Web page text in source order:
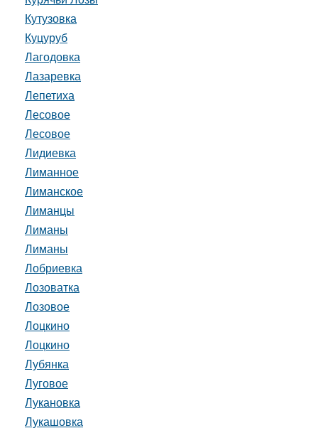
Кутузовка
Куцуруб
Лагодовка
Лазаревка
Лепетиха
Лесовое
Лесовое
Лидиевка
Лиманное
Лиманское
Лиманцы
Лиманы
Лиманы
Лобриевка
Лозоватка
Лозовое
Лоцкино
Лоцкино
Лубянка
Луговое
Лукановка
Лукашовка